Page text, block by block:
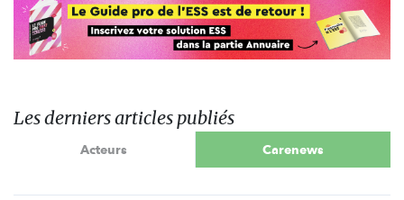
Les derniers articles publiés
Acteurs Carenews